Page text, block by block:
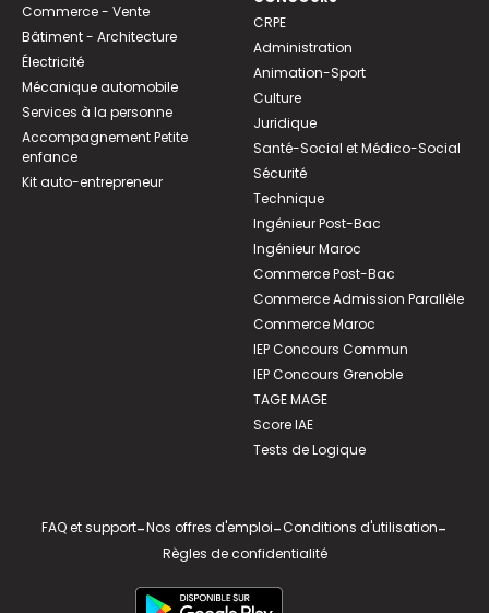
Commerce - Vente
Bâtiment - Architecture
Électricité
Mécanique automobile
Services à la personne
Accompagnement Petite
enfance
Kit auto-entrepreneur
CRPE
Administration
Animation-Sport
Culture
Juridique
Santé-Social et Médico-Social
Sécurité
Technique
Ingénieur Post-Bac
Ingénieur Maroc
Commerce Post-Bac
Commerce Admission Parallèle
Commerce Maroc
IEP Concours Commun
IEP Concours Grenoble
TAGE MAGE
Score IAE
Tests de Logique
FAQ et support-Nos offres d'emploi-Conditions d'utilisation-
Règles de confidentialité